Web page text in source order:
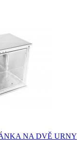
NA DVĚ URNY